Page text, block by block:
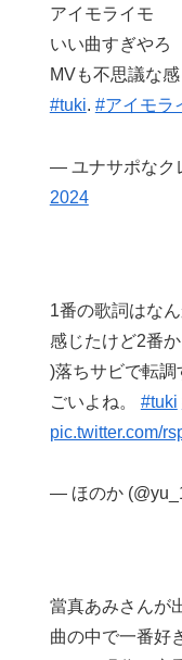
アイモライモ
いい曲すぎやろ
MVも不思議な
#tuki. #アイモラ
— ユナサポなク
2024
1番の歌詞はな
感じたけど2番
)落ちサビで転調
ごいよね。 #tuki
pic.twitter.com/
— ほのか
當真あみさんが
曲の中で一番好